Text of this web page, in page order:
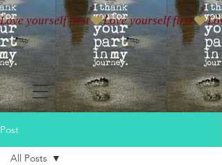
Love yourself first
Post
All Posts